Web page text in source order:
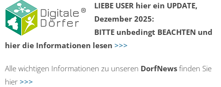
LIEBE USER hier ein UPDATE,
Dezember 2025:
BITTE unbedingt BEACHTEN und
hier die Informationen lesen >>>
Alle wichtigen Informationen zu unseren DorfNews finden Sie
hier >>>